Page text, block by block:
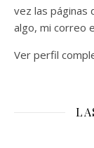
vez las páginas
algo, mi correo
Ver perfil